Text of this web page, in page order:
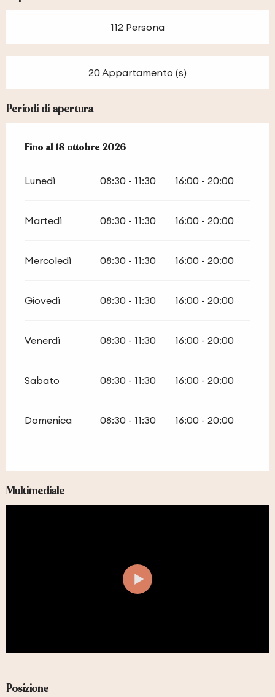
112 Persona
20 Appartamento (s)
Periodi di apertura
Dal25 aprile 2026al18 ottobre 2026
Fino al18 ottobre 2026
Lunedì 08:30 - 11:30 16:00 - 20:00
Martedì 08:30 - 11:30 16:00 - 20:00
Mercoledì 08:30 - 11:30 16:00 - 20:00
Giovedì 08:30 - 11:30 16:00 - 20:00
Venerdì 08:30 - 11:30 16:00 - 20:00
Sabato 08:30 - 11:30 16:00 - 20:00
Domenica 08:30 - 11:30 16:00 - 20:00
Multimediale
Posizione